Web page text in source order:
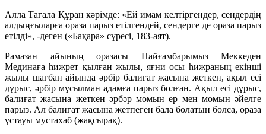
Алла Тағала Құран кәрімде: «Ей имам келтіргендер, сендердің
алдыңғыларға ораза парыз етілгендей, сендерге де ораза парыз
етілді», -деген («Бақара» сүресі, 183-аят).
Рамазан айының оразасы Пайғамбарымыз Меккеден
Мединаға һижрет қылған жылы, яғни осы һижраның екінші
жылы шағбан айында әрбір балиғат жасына жеткен, ақыл есі
дұрыс, әрбір мұсылман адамға парыз болған. Ақыл есі дұрыс,
балиғат жасына жеткен әрбәр момын ер мен момын әйелге
парыз. Ал балиғат жасына жетпеген бала болатын болса, ораза
ұстауы мустахаб (жақсырақ).